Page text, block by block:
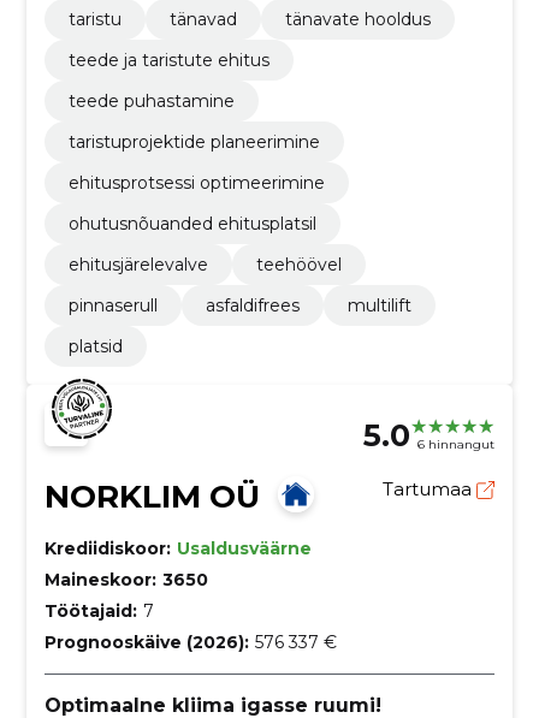
taristu
tänavad
tänavate hooldus
teede ja taristute ehitus
teede puhastamine
taristuprojektide planeerimine
ehitusprotsessi optimeerimine
ohutusnõuanded ehitusplatsil
ehitusjärelevalve
teehöövel
pinnaserull
asfaldifrees
multilift
platsid
5.0 6 hinnangut
NORKLIM OÜ Tartumaa
Krediidiskoor: Usaldusväärne
Maineskoor: 3650
Töötajaid: 7
Prognooskäive (2026): 576 337 €
Optimaalne kliima igasse ruumi!